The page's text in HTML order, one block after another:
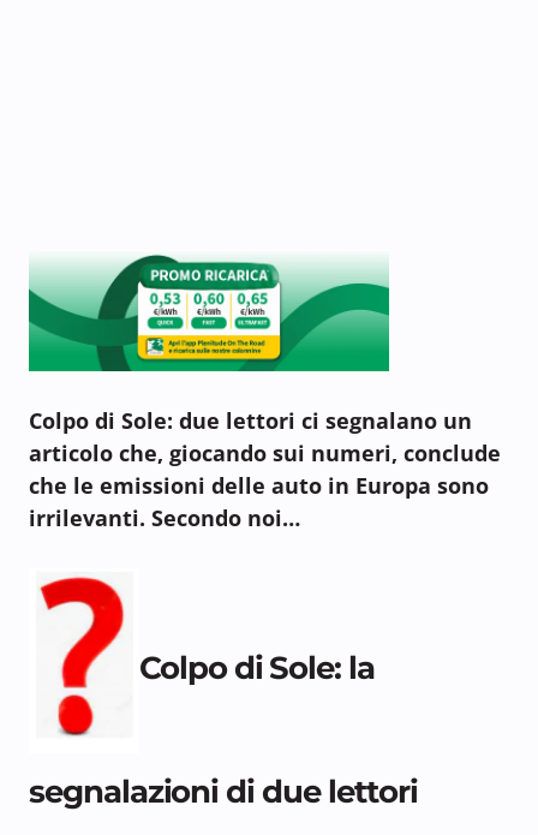
Colpo di Sole: due lettori ci segnalano un
articolo che, giocando sui numeri, conclude
che le emissioni delle auto in Europa sono
irrilevanti. Secondo noi…
Colpo di Sole: la
segnalazioni di due lettori